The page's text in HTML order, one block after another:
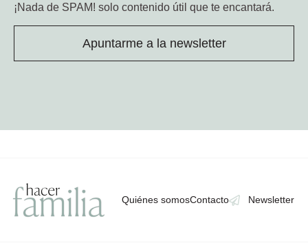
¡Nada de SPAM! solo contenido útil que te encantará.
Apuntarme a la newsletter
Quiénes somosContacto Newsletter